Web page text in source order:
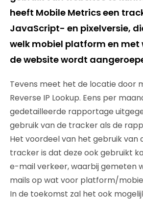
heeft Mobile Metrics een
JavaScript- en pixelversie,
welk mobiel platform en met
de website wordt
Tevens meet het de locatie door
Reverse IP Lookup. Eens per
gedetailleerde rapportage
gebruik van de tracker als de
Het voordeel van het gebruik van
tracker is dat deze ook gebruikt
e-mail verkeer, waarbij gemeten
mails op wat voor platform/
In de toekomst zal het ook